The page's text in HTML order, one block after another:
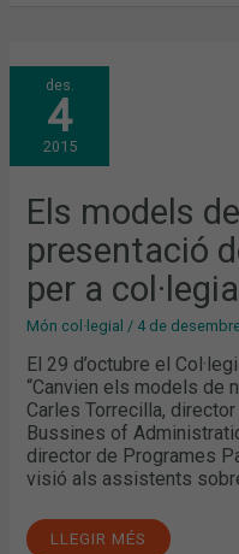
des.
4
2015
Els models
presentació
per a
Món col·legial / 4 de
El 29 d’octubre el
“Canvien els models de
Carles Torrecilla,
Bussines of
director de Programes
visió als assistents
ELS
MODELS
DE
NEGOCI
CANVIEN:
PRESENTACIÓ
DEL
MBA
PER
A
COL·LEGIATS
DEL
LLEGIR MÉS